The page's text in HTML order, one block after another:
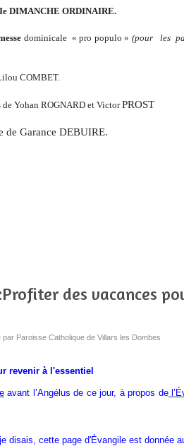
DIMANCHE ORDINAIRE.
dominicale « pro populo » (pour les
COMBET.
Yohan ROGNARD et Victor PROST
de Garance DEBUIRE.
des vacances
par Paroisse Catholique de Villars les Dombes
revenir à l'essentiel
avant l’Angélus de ce jour, à propos de
disais, cette page d'Évangile est donnée